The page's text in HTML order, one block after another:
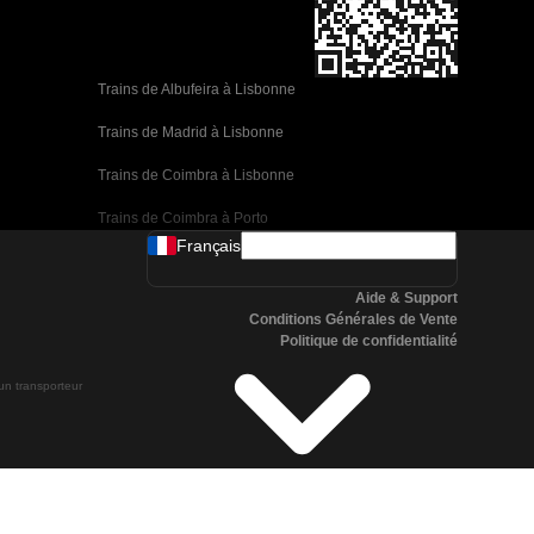
Trains de Albufeira à Lisbonne
Trains de Madrid à Lisbonne
Trains de Coimbra à Lisbonne
Trains de Coimbra à Porto
Trains de Valence à Barcelone
Trains de Malaga à Barcelone
Trains de Malaga à Madrid
Trains de Cordoue à Madrid
transporteur
Français
Aide & Support
Conditions Générales de Vente
Politique de confidentialité